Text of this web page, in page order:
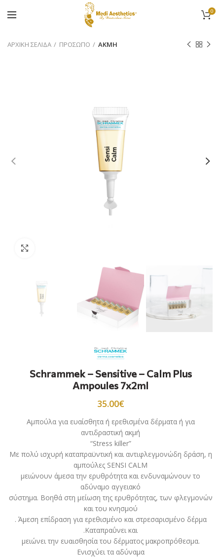
0
ΑΡΧΙΚΉ ΣΕΛΊΔΑ ΠΡΟΣΩΠΟ ΑΚΜΗ
Schrammek – Sensitive – Calm Plus
Ampoules 7x2ml
35.00€
Αμπούλα για ευαίσθητα ή ερεθισμένα δέρματα ή για
αντιδραστική ακμή
“Stress killer”
Με πολύ ισχυρή καταπραϋντική και αντιφλεγμονώδη δράση, η
αμπούλες SENSI CALM
μειώνουν άμεσα την ερυθρότητα και ενδυναμώνουν το
αδύναμο αγγειακό
σύστημα. Βοηθά στη μείωση της ερυθρότητας, των φλεγμονών
και του κνησμού
. Άμεση επίδραση για ερεθισμένο και στρεσαρισμένο δέρμα
.Καταπραΰνει και
μειώνει την ευαισθησία του δέρματος μακροπρόθεσμα.
Ενισχύει τα αδύναμα